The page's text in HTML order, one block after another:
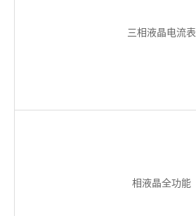
三相液晶电流表
相液晶全功能